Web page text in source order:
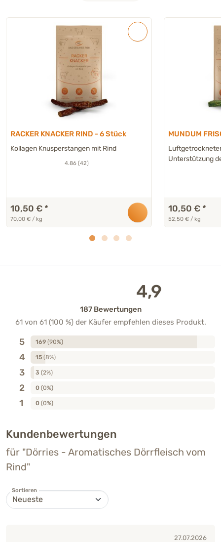
RACKER KNACKER RIND - 6 Stück
Kollagen Knusperstangen mit Rind
4.86 (42)
10,50 € *
70,00 € / kg
MUNDUM
Unterstützung
10,50 € *
52,50 € / kg
4,9
187 Bewertungen
61 von 61 (100 %) der Käufer empfehlen dieses Produkt.
5 169 (90%)
4 15 (8%)
3 3 (2%)
2 0 (0%)
1 0 (0%)
Kundenbewertungen
für "Dörries - Aromatisches Dörrfleisch vom
Rind"
Sortieren
27.07.2026